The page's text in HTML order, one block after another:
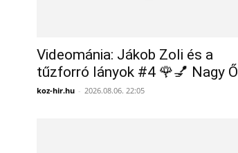
Videománia: Jákob Zoli és a
tűzforró lányok #4 🌹💅 Nagy Ő
koz-hir.hu - 2026.08.06. 22:05